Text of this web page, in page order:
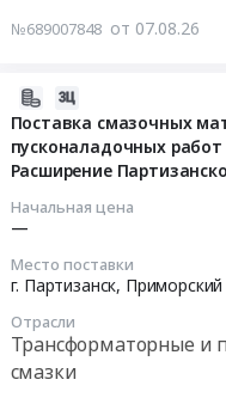
№689007848 от 07.08.26
Поставка смазочных
пусконаладочных
Расширение
Начальная цена
—
Место поставки
г. Партизанск, Приморский
Отрасли
Трансформаторные и
смазки